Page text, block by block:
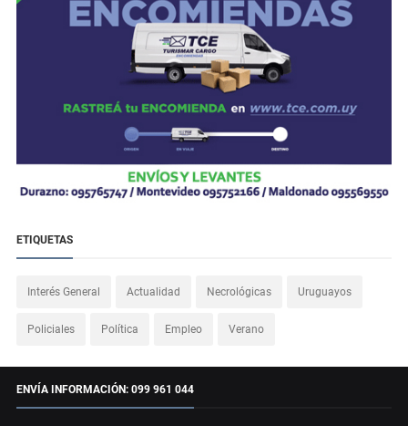
ETIQUETAS
Interés General Actualidad Necrológicas Uruguayos
Policiales Política Empleo Verano
ENVÍA INFORMACIÓN: 099 961 044